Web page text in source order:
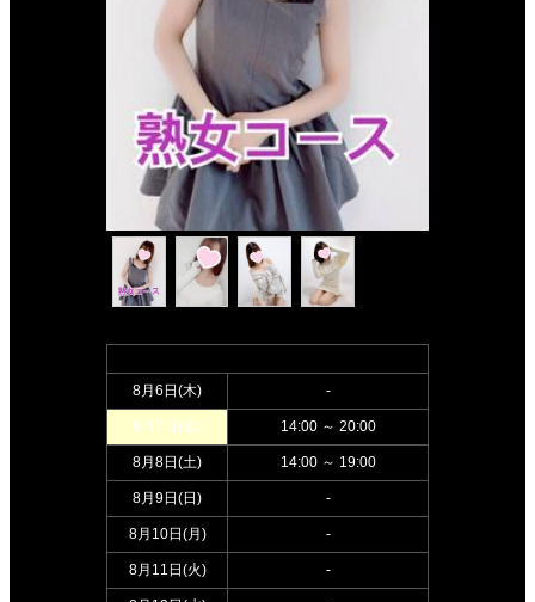
8月6日(木) -
8月7日(金) 14:00 ～ 20:00
8月8日(土) 14:00 ～ 19:00
8月9日(日) -
8月10日(月) -
8月11日(火) -